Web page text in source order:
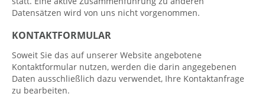
Datensätzen wird von uns nicht vorgenommen.
KONTAKTFORMULAR
Soweit Sie das auf unserer Website angebotene
Kontaktformular nutzen, werden die darin angegebenen
Daten ausschließlich dazu verwendet, Ihre Kontaktanfrage
zu bearbeiten.